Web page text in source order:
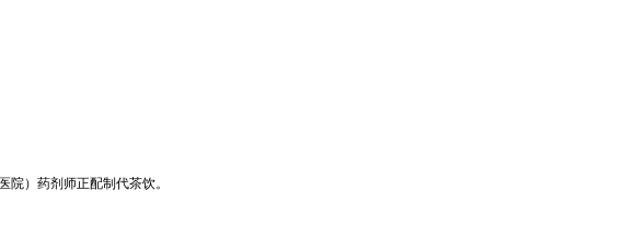
院）药剂师正配制代茶饮。